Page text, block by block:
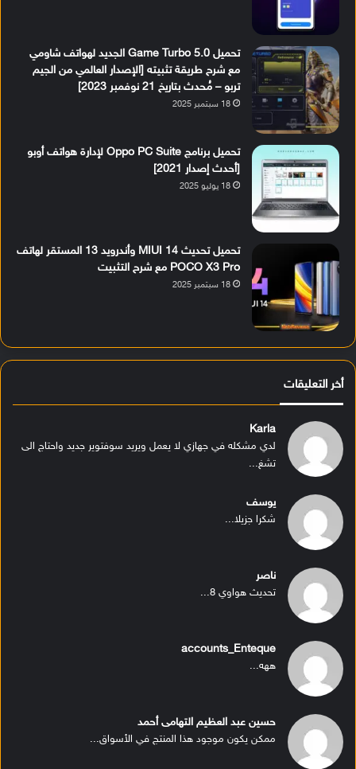
تحميل Game Turbo 5.0 الجديد لهواتف شاومي
مع شرح طريقة تثبيته [الإصدار العالمي من الجيم
تربو – مُحدث بتاريخ 21 نوفمبر 2023]
18 سبتمبر 2025
تحميل برنامج Oppo PC Suite لإدارة هواتف أوبو
[أحدث إصدار 2021]
18 يوليو 2025
تحميل تحديث MIUI 14 وأندرويد 13 المستقر لهاتف
POCO X3 Pro مع شرح التثبيت
18 سبتمبر 2025
أخر التعليقات
Karla
لدي مشكله في جهازي لا يعمل ويريد سوفتوير جديد واحتاج الى
تشغ...
يوسف
شكرا جزيلا...
ناصر
تحديث هواوي 8...
accounts_Enteque
ههه...
حسين عبد العظيم التهامى أحمد
ممكن يكون موجود هذا المنتج في الأسواق...